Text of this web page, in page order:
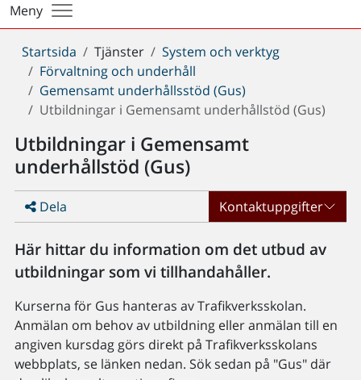
Meny
Du
är
här:
Startsida Tjänster
System och verktyg
Förvaltning och underhåll
Gemensamt underhållsstöd (Gus)
Utbildningar i Gemensamt underhållstöd (Gus)
Utbildningar i Gemensamt
underhållstöd (Gus)
Dela Kontaktuppgifter
Här hittar du information om det utbud av
utbildningar som vi tillhandahåller.
Kurserna för Gus hanteras av Trafikverksskolan.
Anmälan om behov av utbildning eller anmälan till en
angiven kursdag görs direkt på Trafikverksskolans
webbplats, se länken nedan. Sök sedan på "Gus" där